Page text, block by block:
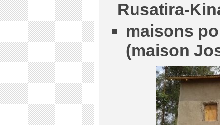
Rusatira-
maisons
(maison